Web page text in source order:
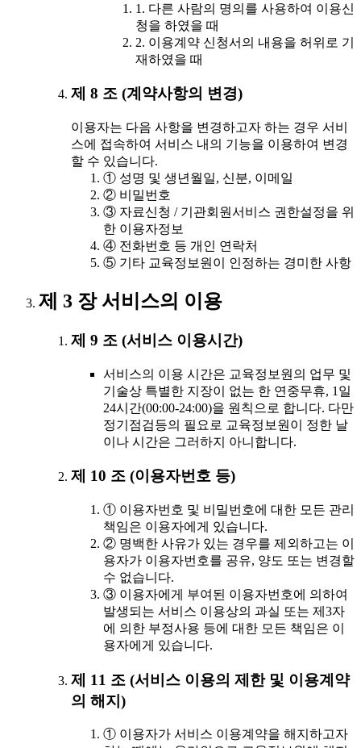
1. 다른 사람의 명의를 사용하여 이용신
청을 하였을 때
2. 이용계약 신청서의 내용을 허위로 기
재하였을 때
제 8 조 (계약사항의 변경)
이용자는 다음 사항을 변경하고자 하는 경우 서비
스에 접속하여 서비스 내의 기능을 이용하여 변경
할 수 있습니다.
① 성명 및 생년월일, 신분, 이메일
② 비밀번호
③ 자료신청 / 기관회원서비스 권한설정을 위
한 이용자정보
④ 전화번호 등 개인 연락처
⑤ 기타 교육정보원이 인정하는 경미한 사항
제 3 장 서비스의 이용
제 9 조 (서비스 이용시간)
서비스의 이용 시간은 교육정보원의 업무 및
기술상 특별한 지장이 없는 한 연중무휴, 1일
24시간(00:00-24:00)을 원칙으로 합니다. 다만
정기점검등의 필요로 교육정보원이 정한 날
이나 시간은 그러하지 아니합니다.
제 10 조 (이용자번호 등)
① 이용자번호 및 비밀번호에 대한 모든 관리
책임은 이용자에게 있습니다.
② 명백한 사유가 있는 경우를 제외하고는 이
용자가 이용자번호를 공유, 양도 또는 변경할
수 없습니다.
③ 이용자에게 부여된 이용자번호에 의하여
발생되는 서비스 이용상의 과실 또는 제3자
에 의한 부정사용 등에 대한 모든 책임은 이
용자에게 있습니다.
제 11 조 (서비스 이용의 제한 및 이용계약
의 해지)
① 이용자가 서비스 이용계약을 해지하고자